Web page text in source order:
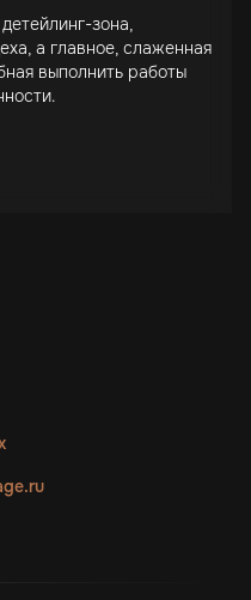
зона,
а главное, слаженная
выполнить работы